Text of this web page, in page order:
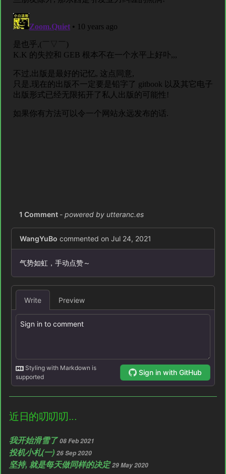
近日的叨叨叨...
我开始滑雪了08 Feb 2021
投机小札(一) 26 Sep 2020
坚持, 就是每天做同样的决定29 May 2020